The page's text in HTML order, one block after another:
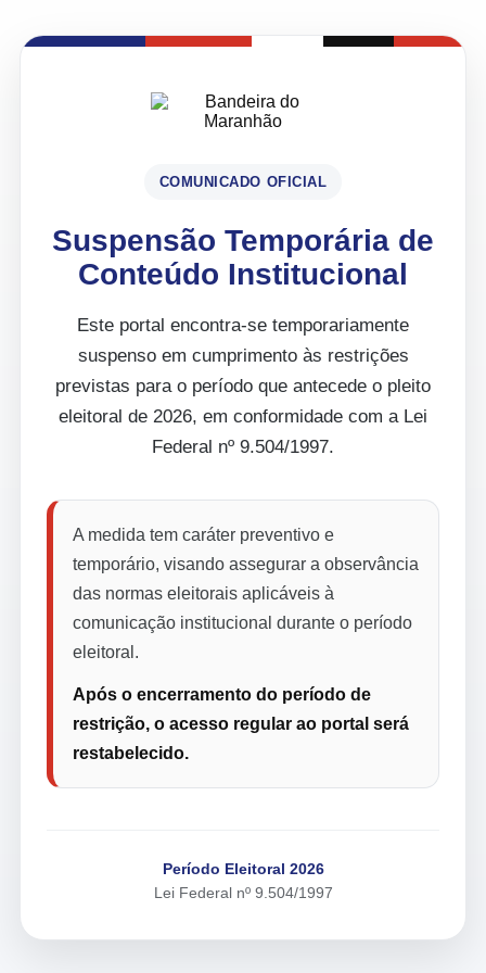
COMUNICADO OFICIAL
Suspensão Temporária de
Conteúdo Institucional
Este portal encontra-se temporariamente
suspenso em cumprimento às restrições
previstas para o período que antecede o pleito
eleitoral de 2026, em conformidade com a Lei
Federal nº 9.504/1997.
A medida tem caráter preventivo e
temporário, visando assegurar a observância
das normas eleitorais aplicáveis à
comunicação institucional durante o período
eleitoral.
Após o encerramento do período de
restrição, o acesso regular ao portal será
restabelecido.
Período Eleitoral 2026
Lei Federal nº 9.504/1997